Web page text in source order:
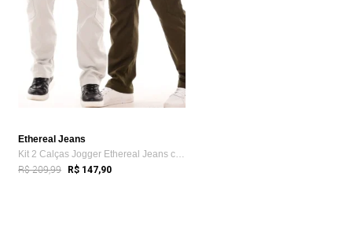
Ethereal Jeans
Kit 2 Calças Jogger Ethereal Jeans com B...
R$ 209,99 R$ 147,90